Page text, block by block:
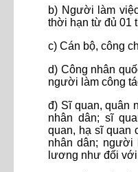
b) Người làm
thời hạn từ đủ 01
c) Cán bộ, công
d) Công nhân
người làm công
đ) Sĩ quan, quân
nhân dân; sĩ
quan, hạ sĩ quan
nhân dân; người
lương như đối